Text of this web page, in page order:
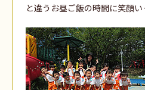
と違うお昼ご飯の時間に笑顔